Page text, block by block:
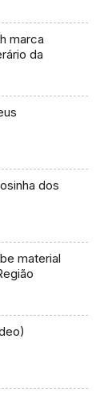
marca
da
dos
material